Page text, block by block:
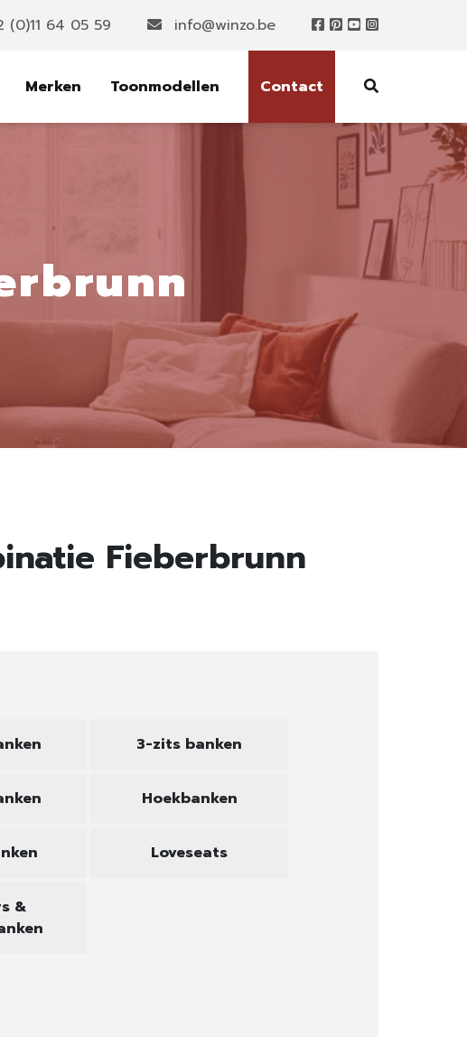
(0)11 64 05 59 info@winzo.be
Merken Toonmodellen Contact
Fieberbrunn
3-zits banken
Hoekbanken
Loveseats
&